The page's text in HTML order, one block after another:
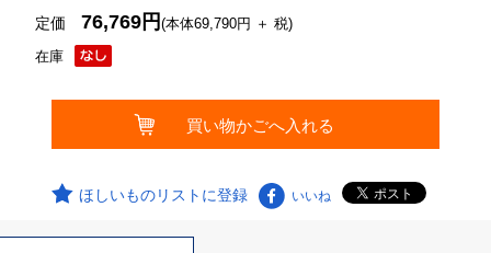
在庫
定価76,769円(本体69,790円 ＋ 税)
ほしいものリストに登録 いいね